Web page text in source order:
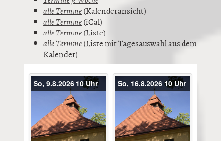
alle Termine(Kalenderansicht)
alle Termine(iCal)
alle Termine(Liste)
alle Termine(Liste mit Tagesauswahl aus dem
Kalender)